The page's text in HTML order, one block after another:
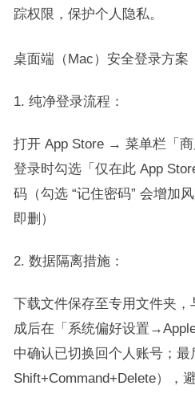
踪权限，保护个人隐私。​
桌面端（Mac）安全登录方案​
纯净登录流程：​
打开 App Store → 菜单栏「
登录时勾选「仅在此 App
码（勾选 “记住密码” 会增加
即删）​
数据隔离措施：​
下载文件保存至专用文件夹
成后在「系统偏好设置
中确认已切换回个人账号；
Shift+Command+Delete），